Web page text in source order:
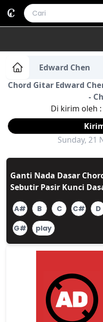
Home
Genre Country
Terjemahan
Daftar Isi
Edward Chen
Chord Gitar Edward
-
Di kirim oleh :
Sunday, 21
Ganti Nada Dasar
Sebutir Pasir Kunci
A# B C C# D
G#
play